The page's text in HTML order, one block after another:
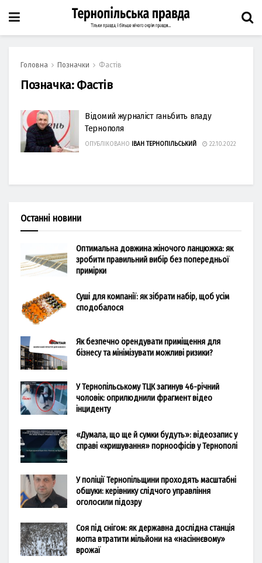
Головна Позначки Фастів
Позначка: Фастів
Відомий журналіст ганьбить владу
Тернополя
ОПУБЛІКОВАНО ІВАН ТЕРНОПІЛЬСЬКИЙ 22.10.2022
Останні новини
Оптимальна довжина жіночого ланцюжка: як
зробити правильний вибір без попередньої
примірки
Суші для компанії: як зібрати набір, щоб усім
сподобалося
Як безпечно орендувати приміщення для
бізнесу та мінімізувати можливі ризики?
У Тернопільському ТЦК загинув 46-річний
чоловік: оприлюднили фрагмент відео
інциденту
«Думала, що ще й сумки будуть»: відеозапис у
справі «кришування» порноофісів у Тернополі
У поліції Тернопільщини проходять масштабні
обшуки: керівнику слідчого управління
оголосили підозру
Соя під снігом: як державна дослідна станція
могла втратити мільйони на «насіннєвому»
врожаї